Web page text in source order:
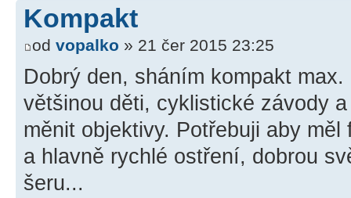
Kompakt
od vopalko » 21 čer 2015 23:25
Dobrý den, sháním kompakt
většinou děti, cyklistické závody
měnit objektivy. Potřebuji aby
a hlavně rychlé ostření, dobrou
šeru...